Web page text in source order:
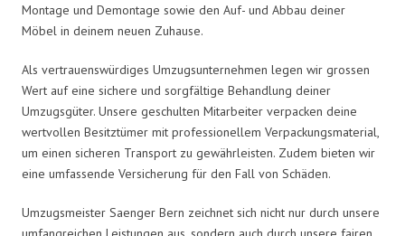
Montage und Demontage sowie den Auf- und Abbau deiner
Möbel in deinem neuen Zuhause.
Als vertrauenswürdiges Umzugsunternehmen legen wir grossen
Wert auf eine sichere und sorgfältige Behandlung deiner
Umzugsgüter. Unsere geschulten Mitarbeiter verpacken deine
wertvollen Besitztümer mit professionellem Verpackungsmaterial,
um einen sicheren Transport zu gewährleisten. Zudem bieten wir
eine umfassende Versicherung für den Fall von Schäden.
Umzugsmeister Saenger Bern zeichnet sich nicht nur durch unsere